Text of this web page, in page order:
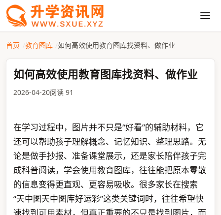
首页 教育图库 如何高效使用教育图库找资料、做作业
如何高效使用教育图库找资料、做作业
2026-04-20阅读 91
在学习过程中，图片并不只是“好看”的辅助材料，它
还可以帮助孩子理解概念、记忆知识、整理思路。无
论是做手抄报、准备课堂展示，还是家长陪伴孩子完
成科普阅读，学会使用教育图库，往往能把原本零散
的信息变得更直观、更容易吸收。很多家长在搜索
“天中图天中图库好运彩”这类关键词时，往往希望快